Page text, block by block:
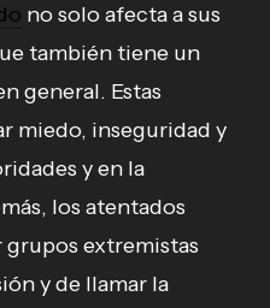
no solo afecta a sus
también tiene un
general. Estas
miedo, inseguridad y
y en la
los atentados
extremistas
y de llamar la